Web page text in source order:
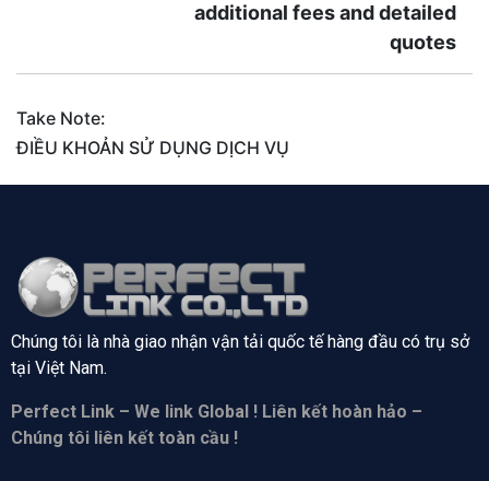
additional fees and detailed
quotes
Take Note:
ĐIỀU KHOẢN SỬ DỤNG DỊCH VỤ
Chúng tôi là nhà giao nhận vận tải quốc tế hàng đầu có trụ sở
tại Việt Nam.
Perfect Link – We link Global ! Liên kết hoàn hảo –
Chúng tôi liên kết toàn cầu !